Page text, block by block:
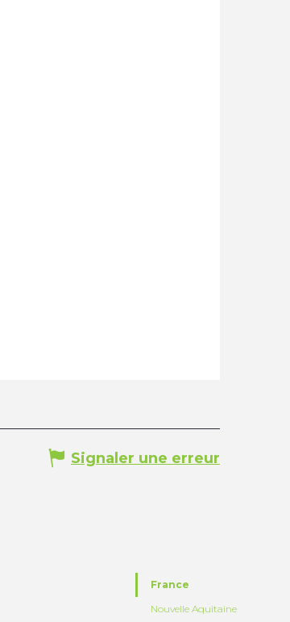
Signaler une erreur
France
Nouvelle Aquitaine